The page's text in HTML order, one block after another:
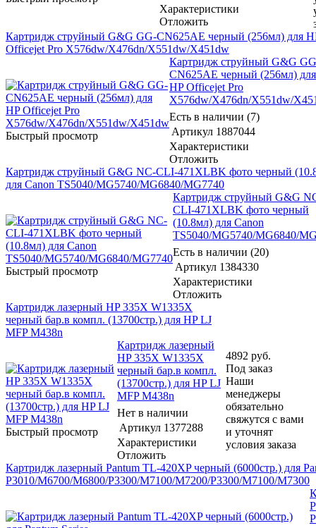
Характеристики
Отложить
Картридж струйный G&G GG-CN625AE черный (256мл) для
Officejet Pro X576dw/X476dn/X551dw/X451dw
Быстрый просмотр
Картридж струйный G&G
CN625AE черный (256мл) для
HP Officejet Pro
X576dw/X476dn/X551dw/
Есть в наличии (7)
Артикул 1887044
Характеристики
Отложить
Картридж струйный G&G NC-CLI-471XLBK фото черный
для Canon TS5040/MG5740/MG6840/MG7740
Быстрый просмотр
Картридж струйный G&G
CLI-471XLBK фото черный
(10.8мл) для Canon
TS5040/MG5740/MG6840/
Есть в наличии (20)
Артикул 1384330
Характеристики
Отложить
Картридж лазерный HP 335X W1335X
черный бар.в компл. (13700стр.) для HP LJ
MFP M438n
Быстрый просмотр
Картридж лазерный
HP 335X W1335X
черный бар.в компл.
(13700стр.) для HP LJ
MFP M438n
Нет в наличии
Артикул 1377288
Характеристики
Отложить
4892 руб.
Под заказ
Наши
менеджеры
обязательно
свяжутся с вами
и уточнят
условия заказа
Картридж лазерный Pantum TL-420XP черный (6000стр.) для
P3010/M6700/M6800/P3300/M7100/M7200/P3300/M7100/M7300